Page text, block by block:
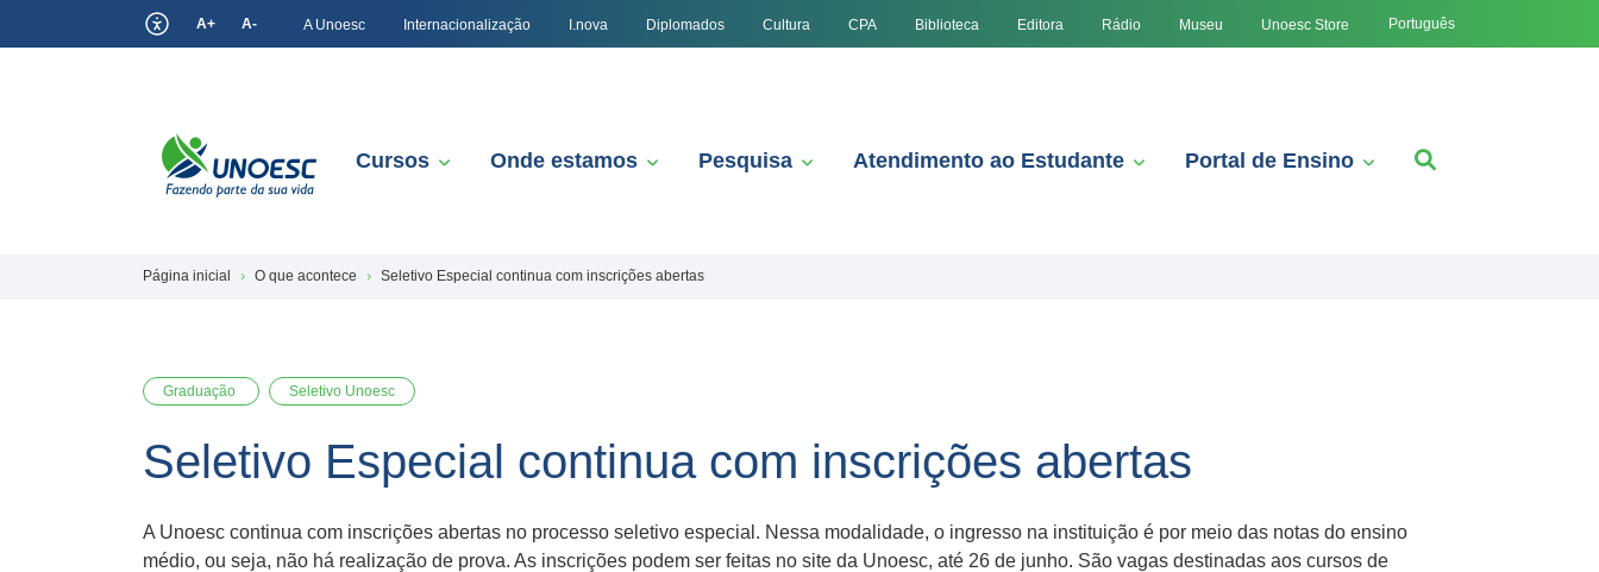
A+ A- A Unoesc Internacionalização I.nova Diplomados Cultura CPA Biblioteca Editora Rádio Museu Unoesc Store Português
Cursos Onde estamos Pesquisa Atendimento ao Estudante Portal de Ensino
Página inicial O que acontece Seletivo Especial continua com inscrições abertas
Graduação Seletivo Unoesc
Seletivo Especial continua com inscrições abertas
A Unoesc continua com inscrições abertas no processo seletivo especial. Nessa modalidade, o ingresso na instituição é por meio das notas do ensino
médio, ou seja, não há realização de prova. As inscrições podem ser feitas no site da Unoesc, até 26 de junho. São vagas destinadas aos cursos de